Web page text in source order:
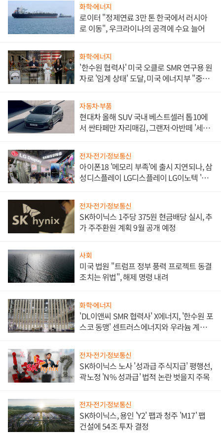
화학·에너지
로이터 "정제연료 3만 톤 한국에서 러시아
로 이동", 우크라이나의 공격에 수요 늘어
화학·에너지
'한수원 협력사' 미국 오클로 SMR 연구용 원
자로 '임계 상태' 도달, 미국 에너지부 "중요
자동차·부품
현대차 올해 SUV 국내 베스트셀러 톱10에
서 싼타페만 자리매김, 그랜저·아반떼 '세단
전자·전기·정보통신
아이폰18 '메모리 부족'에 출시 지연되나, 삼
성디스플레이 LG디스플레이 LG이노텍 '탈
전자·전기·정보통신
SK하이닉스 1주당 375원 현금배당 실시, 추
가 주주환원 계획 9월 공개 예정
사회
미국 법원 "트럼프 정부 풍력 프로젝트 동결
조치는 위법", 해제 명령 내려
화학·에너지
'DL이앤씨 SMR 협력사' X에너지, '한수원 포
스코 동맹' 센트러스에너지와 우라늄 계약
전자·전기·정보통신
SK하이닉스 노사 '성과급 주식지급' 평행선,
곽노정 'N% 성과급' 법적 논란 벗을지 주목
전자·전기·정보통신
SK하이닉스, 용인 'Y2' 팹과 청주 'M17' 팹
건설에 54조 투자 결정